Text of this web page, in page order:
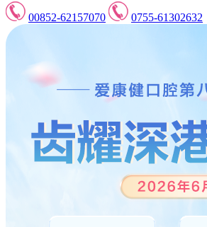
00852-62157070
0755-61302632